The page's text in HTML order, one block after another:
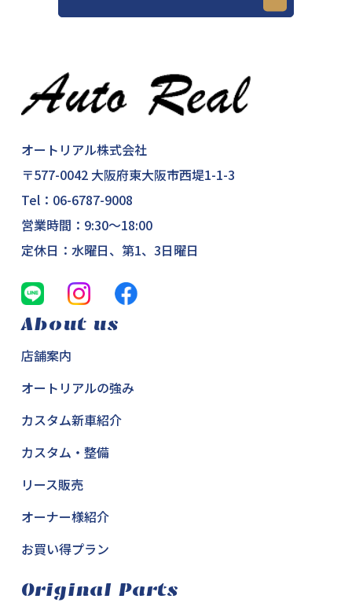
オートリアル株式会社
〒577-0042 大阪府東大阪市西堤1-1-3
Tel： 06-6787-9008
営業時間：9:30～18:00
定休日：水曜日、第1、3日曜日
About us
店舗案内
オートリアルの強み
カスタム新車紹介
カスタム・整備
リース販売
オーナー様紹介
お買い得プラン
Original Parts